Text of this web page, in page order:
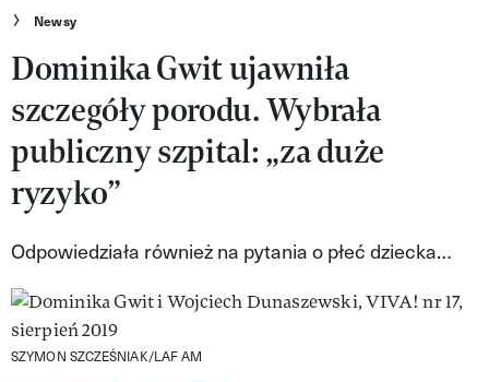
Wideo
Nasze akcje
VIVA!ART
VIVA!MODA
VIVA!LIFESTYLE
VIVA!MAN
VIVA!PEOPLE POWER
VIVA!ITAKA
Newsy
Dominika Gwit ujawniła
szczegóły porodu. Wybrała
publiczny szpital: „za duże
ryzyko”
Odpowiedziała również na pytania o płeć dziecka…
SZYMON SZCZEŚNIAK/LAF AM